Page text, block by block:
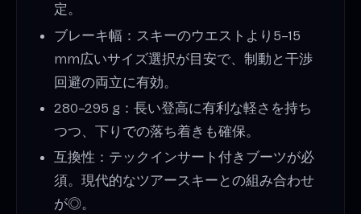
定。
ブレーキ幅：スキーのウエストより5–15
mm広いサイズ選択が目安で、制動と干渉
回避の両立に有効。
280–295 g：長い登高に有利な軽さを持ち
つつ、下りでの落ち着きも確保。
互換性：テックインサート付きブーツが必
須。現代的なツアースキーとの組み合わせ
が◎。